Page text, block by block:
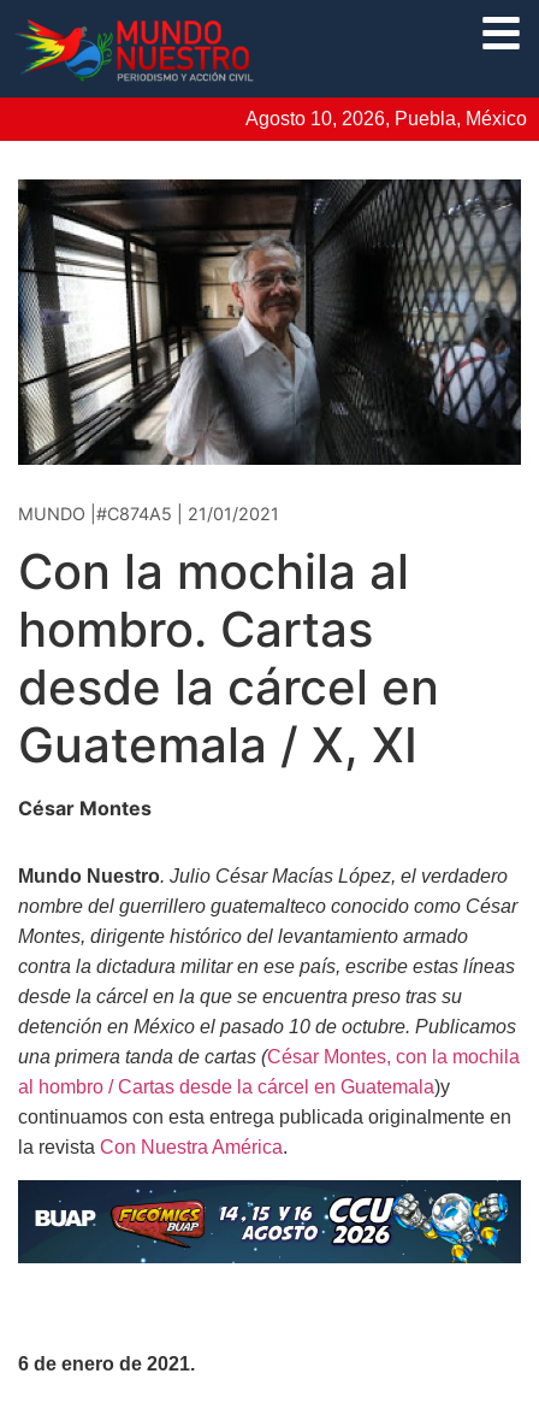
Agosto 10, 2026, Puebla, México
MUNDO |#C874A5 | 21/01/2021
Con la mochila al
hombro. Cartas
desde la cárcel en
Guatemala / X, XI
César Montes
Mundo Nuestro. Julio César Macías López, el verdadero
nombre del guerrillero guatemalteco conocido como César
Montes, dirigente histórico del levantamiento armado
contra la dictadura militar en ese país, escribe estas líneas
desde la cárcel en la que se encuentra preso tras su
detención en México el pasado 10 de octubre. Publicamos
una primera tanda de cartas (César Montes, con la mochila
al hombro / Cartas desde la cárcel en Guatemala)y
continuamos con esta entrega publicada originalmente en
la revista Con Nuestra América.
6 de enero de 2021.